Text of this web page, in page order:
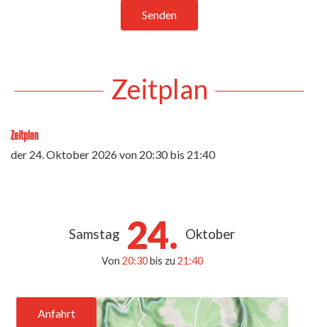
Senden
Zeitplan
Zeitplan
der 24. Oktober 2026von 20:30 bis 21:40
Samstag 24. Oktober
Von 20:30bis zu 21:40
Anfahrt